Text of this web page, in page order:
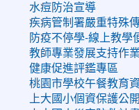
水痘防治宣導
疾病管制署嚴重特殊
防疫不停學-線上教學
教師專業發展支持作
健康促進評鑑專區
桃園市學校午餐教育
上大國小個資保護公